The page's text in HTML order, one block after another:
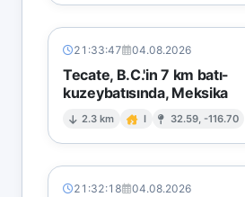
21:33:47 04.08.2026
Tecate, B.C.'in 7 km batı-
kuzeybatısında, Meksika
2.3 km I 32.59, -116.70
21:32:18 04.08.2026